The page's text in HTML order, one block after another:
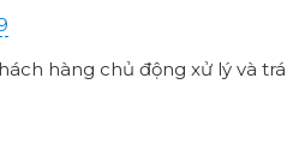
hàng chủ động xử lý và